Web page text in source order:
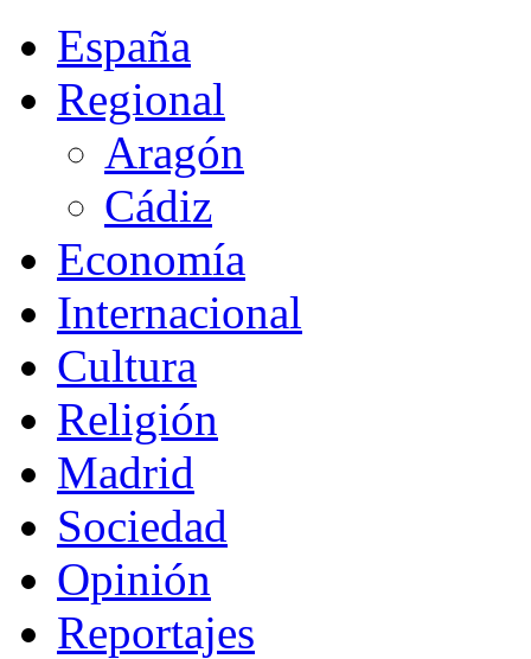
España
Regional
Aragón
Cádiz
Economía
Internacional
Cultura
Religión
Madrid
Sociedad
Opinión
Reportajes